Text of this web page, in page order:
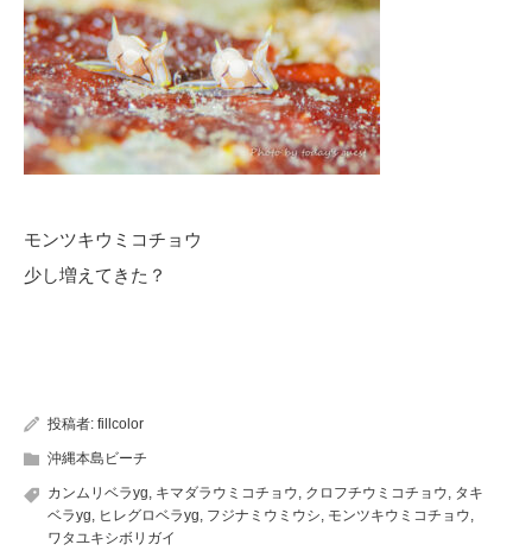
モンツキウミコチョウ
少し増えてきた？
投稿者: fillcolor
沖縄本島ビーチ
カンムリベラyg, キマダラウミコチョウ, クロフチウミコチョウ, タキ
ベラyg, ヒレグロベラyg, フジナミウミウシ, モンツキウミコチョウ,
ワタユキシボリガイ